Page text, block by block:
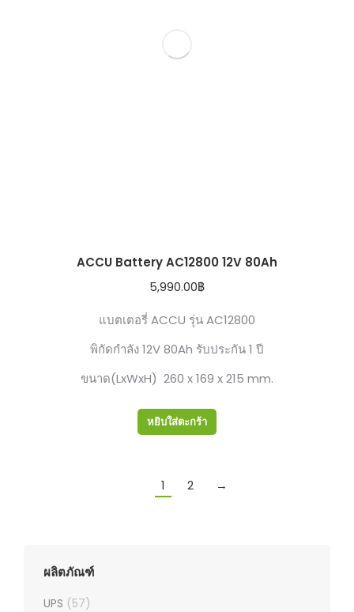
ACCU Battery AC12800 12V 80Ah
5,990.00฿
แบตเตอรี่ ACCU รุ่น AC12800
พิกัดกำลัง 12V 80Ah รับประกัน 1 ปี
ขนาด(LxWxH) 260 x 169 x 215 mm.
หยิบใส่ตะกร้า
1 2 →
ผลิตภัณฑ์
UPS (57)